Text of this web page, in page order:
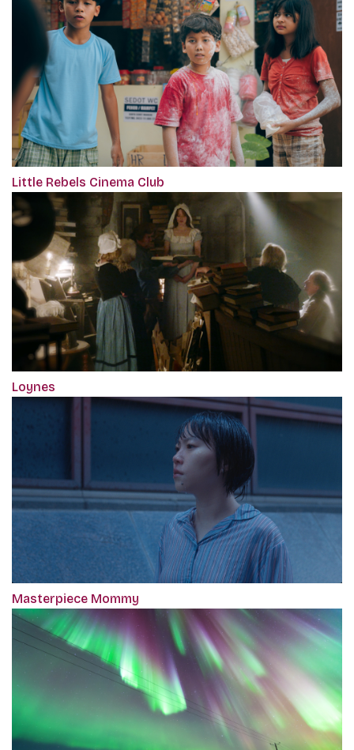
Little Rebels Cinema Club
Loynes
Masterpiece Mommy